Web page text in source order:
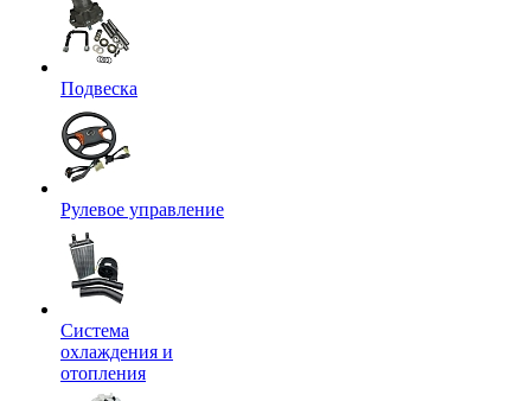
Подвеска
Рулевое управление
Система
охлаждения и
отопления